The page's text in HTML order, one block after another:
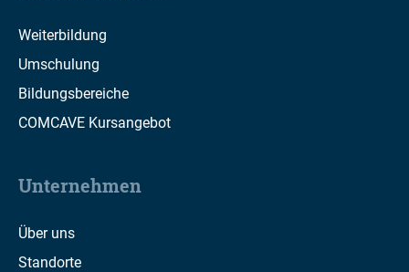
Weiterbildung
Umschulung
Bildungsbereiche
COMCAVE Kursangebot
Unternehmen
Über uns
Standorte